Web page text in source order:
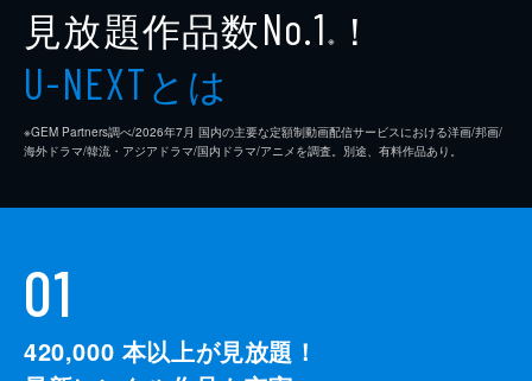
見放題作品数No.1 ※ ！
U-NEXTとは
※GEM Partners調べ/2026年7⽉ 国内の主要な定額制動画配信サービスにおける洋画/邦画/
海外ドラマ/韓流・アジアドラマ/国内ドラマ/アニメを調査。別途、有料作品あり。
01
420,000 本以上が見放題！